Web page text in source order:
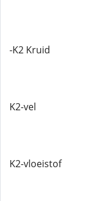
-K2 Kruid
K2-vel
K2-vloeistof